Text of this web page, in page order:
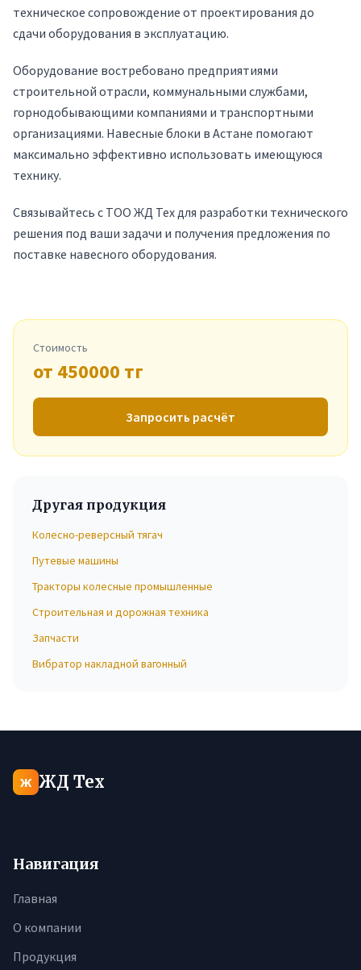
техническое сопровождение от проектирования до
сдачи оборудования в эксплуатацию.
Оборудование востребовано предприятиями
строительной отрасли, коммунальными службами,
горнодобывающими компаниями и транспортными
организациями. Навесные блоки в Астане помогают
максимально эффективно использовать имеющуюся
технику.
Связывайтесь с ТОО ЖД Тех для разработки технического
решения под ваши задачи и получения предложения по
поставке навесного оборудования.
Стоимость
от 450000 тг
Запросить расчёт
Другая продукция
Колесно-реверсный тягач
Путевые машины
Тракторы колесные промышленные
Строительная и дорожная техника
Запчасти
Вибратор накладной вагонный
Ж ЖД Тех
Навигация
Главная
О компании
Продукция